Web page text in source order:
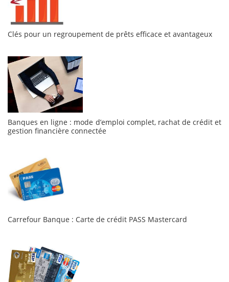
Clés pour un regroupement de prêts efficace et avantageux
Banques en ligne : mode d’emploi complet, rachat de crédit et
gestion financière connectée
Carrefour Banque : Carte de crédit PASS Mastercard